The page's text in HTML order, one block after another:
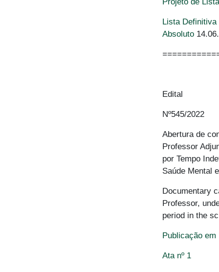
Lista Definitiva
Absoluto
Edital
Nº545/2022
Abertura de
Professor
por Tempo
Saúde Mental
Documentary
Professor,
period in the
Publicação em
Ata nº 1